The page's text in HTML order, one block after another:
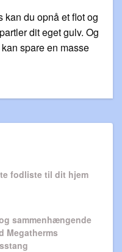
kan du opnå et flot og
dit eget gulv. Og
spare en masse
fodliste til dit hjem
sammenhængende
Megatherms